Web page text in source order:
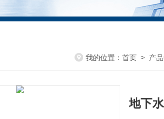
我的位置： 首页 > 产
地下